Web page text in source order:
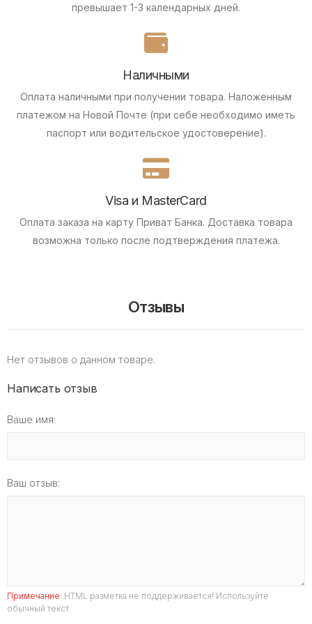
превышает 1-3 календарных дней.
Наличными
Оплата наличными при получении товара. Наложенным
платежом на Новой Почте (при себе необходимо иметь
паспорт или водительское удостоверение).
Visa и MasterCard
Оплата заказа на карту Приват Банка. Доставка товара
возможна только после подтверждения платежа.
Отзывы
Нет отзывов о данном товаре.
Написать отзыв
Ваше имя:
Ваш отзыв:
Примечание: HTML разметка не поддерживается! Используйте
обычный текст.